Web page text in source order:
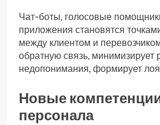
Чат-боты, голосовые
приложения становятся
между клиентом и
обратную связь, минимизирует
недопонимания, формирует
Новые
персонала